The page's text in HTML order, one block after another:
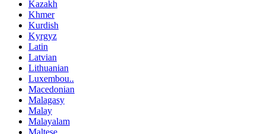
Kazakh
Khmer
Kurdish
Kyrgyz
Latin
Latvian
Lithuanian
Luxembou..
Macedonian
Malagasy
Malay
Malayalam